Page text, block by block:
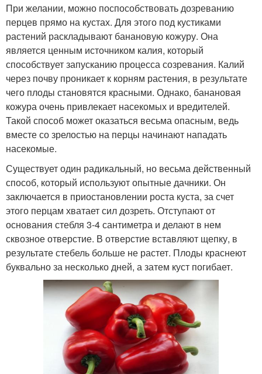
При желании, можно поспособствовать дозреванию
перцев прямо на кустах. Для этого под кустиками
растений раскладывают банановую кожуру. Она
является ценным источником калия, который
способствует запусканию процесса созревания. Калий
через почву проникает к корням растения, в результате
чего плоды становятся красными. Однако, банановая
кожура очень привлекает насекомых и вредителей.
Такой способ может оказаться весьма опасным, ведь
вместе со зрелостью на перцы начинают нападать
насекомые.
Существует один радикальный, но весьма действенный
способ, который используют опытные дачники. Он
заключается в приостановлении роста куста, за счет
этого перцам хватает сил дозреть. Отступают от
основания стебля 3-4 сантиметра и делают в нем
сквозное отверстие. В отверстие вставляют щепку, в
результате стебель больше не растет. Плоды краснеют
буквально за несколько дней, а затем куст погибает.